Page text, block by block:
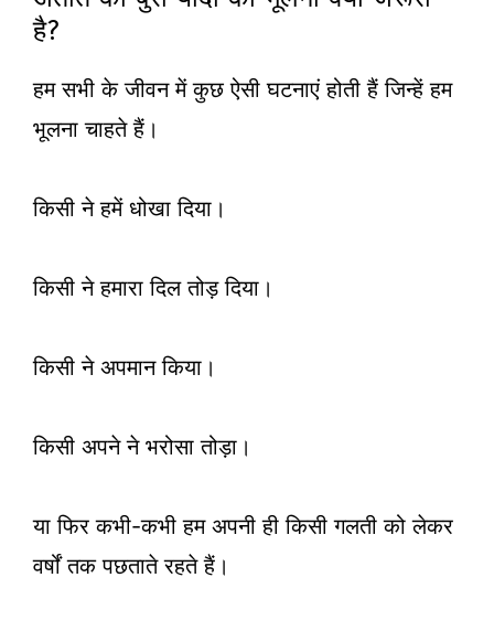
है?
हम सभी के जीवन में कुछ ऐसी घटनाएं होती हैं जिन्हें हम
भूलना चाहते हैं।
किसी ने हमें धोखा दिया।
किसी ने हमारा दिल तोड़ दिया।
किसी ने अपमान किया।
किसी अपने ने भरोसा तोड़ा।
या फिर कभी-कभी हम अपनी ही किसी गलती को लेकर
वर्षों तक पछताते रहते हैं।